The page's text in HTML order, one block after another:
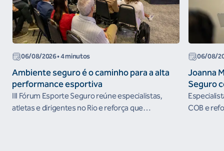
06/08/2026• 4 minutos
Ambiente seguro é o caminho para a alta
performance esportiva
III Fórum Esporte Seguro reúne especialistas,
atletas e dirigentes no Rio e reforça que
06/08/
Joanna
Seguro
COB e